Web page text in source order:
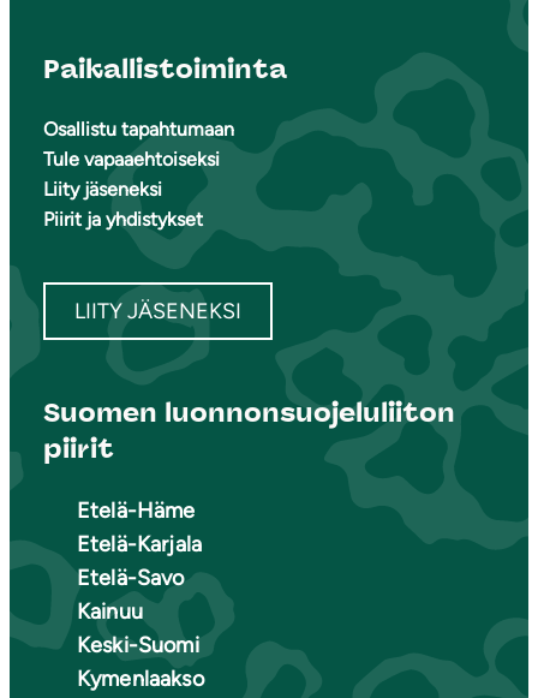
Paikallistoiminta
Osallistu tapahtumaan
Tule vapaaehtoiseksi
Liity jäseneksi
Piirit ja yhdistykset
LIITY JÄSENEKSI
Suomen luonnonsuojeluliiton
piirit
Etelä-Häme
Etelä-Karjala
Etelä-Savo
Kainuu
Keski-Suomi
Kymenlaakso